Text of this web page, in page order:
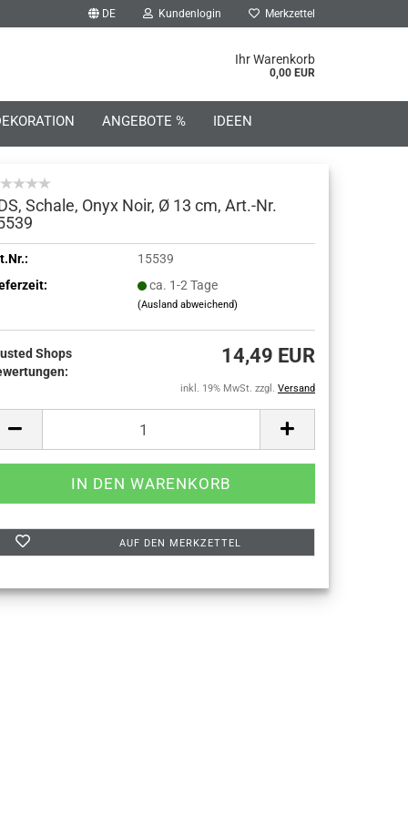
DE Kundenlogin
erstellen
vergessen?
Merkzettel
Ihr Warenkorb
0,00 EUR
ANGEBOTE % IDEEN
Schale, Onyx Noir, Ø 13 cm, Art.-Nr.
15539
ca. 1-2 Tage
(Ausland abweichend)
Shops
14,49 EUR
inkl. 19% MwSt. zzgl. Versand
AUF DEN MERKZETTEL